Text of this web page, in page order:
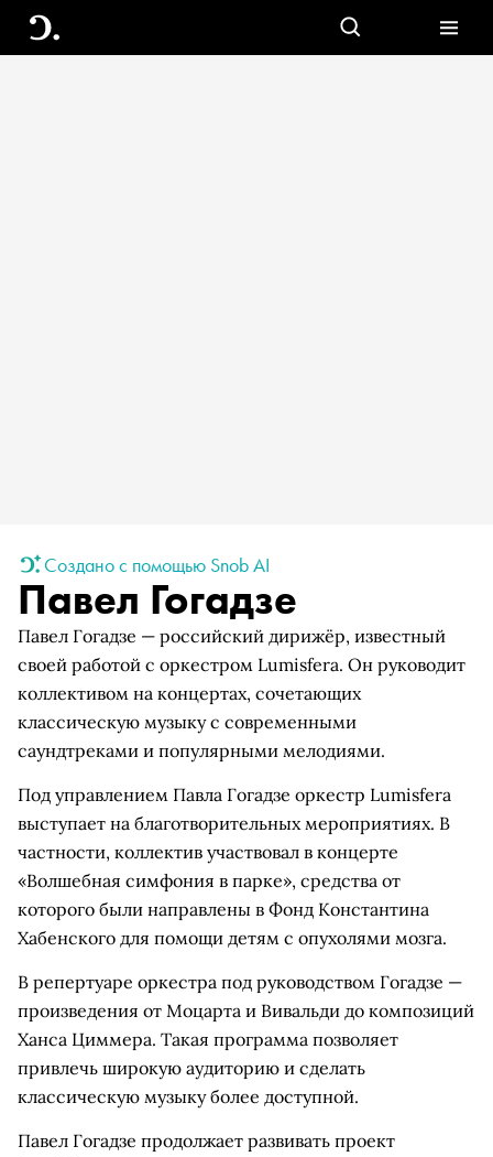
Создано с помощью Snob AI
Павел Гогадзе
Павел Гогадзе — российский дирижёр, известный
своей работой с оркестром Lumisfera. Он руководит
коллективом на концертах, сочетающих
классическую музыку с современными
саундтреками и популярными мелодиями.
Под управлением Павла Гогадзе оркестр Lumisfera
выступает на благотворительных мероприятиях. В
частности, коллектив участвовал в концерте
«Волшебная симфония в парке», средства от
которого были направлены в Фонд Константина
Хабенского для помощи детям с опухолями мозга.
В репертуаре оркестра под руководством Гогадзе —
произведения от Моцарта и Вивальди до композиций
Ханса Циммера. Такая программа позволяет
привлечь широкую аудиторию и сделать
классическую музыку более доступной.
Павел Гогадзе продолжает развивать проект